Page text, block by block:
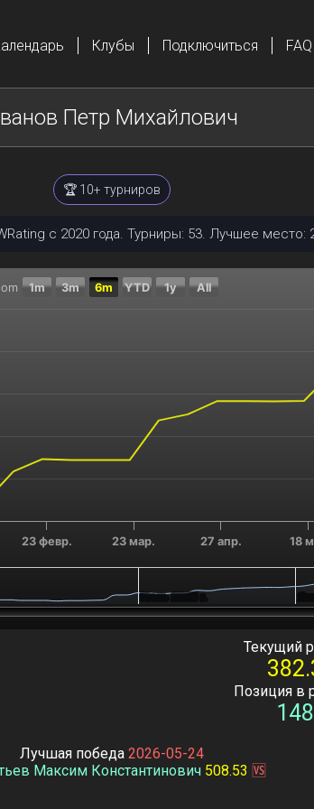
Клубы Подключиться FAQ
Петр Михайлович
🏆 10+ турниров
с 2020 года. Турниры: 53. Лучшее место:
chart has 2 Y axes displaying Текущий рейтинг,
1m 3m 6m YTD 1y All
23 февр. 23 мар. 27 апр. 18
Июль 2025 г.
Июль 2025 г.
Текущий
Позиция в
Лучшая победа 2026-05-24
Максим Константинович 508.53 🆚